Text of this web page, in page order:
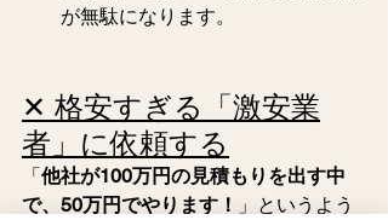
が無駄になります。
✕ 格安すぎる「激安業
者」に依頼する
「他社が100万円の見積もりを出す中
で、50万円でやります！ 」というよう